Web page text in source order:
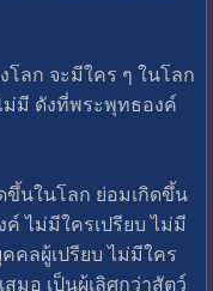
ลก จะมีใคร ๆ ในโลก
ม่มี ดังที่พระพุทธองค์
ขึ้นในโลก ย่อมเกิดขึ้น
ไม่มีใครเปรียบ ไม่มี
คลผู้เปรียบ ไม่มีใคร
มอ เป็นผู้เลิศกว่าสัตว์